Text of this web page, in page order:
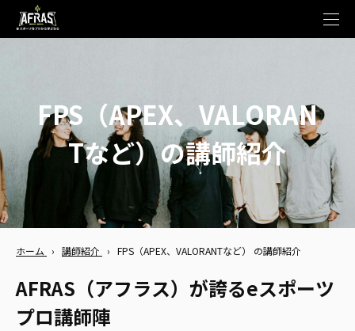
t
a
t
i
o
n
FPS（APEX、VALORAN
Tなど）の講師紹介
ホーム › 講師紹介 › FPS（APEX、VALORANTなど） の講師紹介
AFRAS（アフラス）が誇るeスポーツ
プロ講師陣